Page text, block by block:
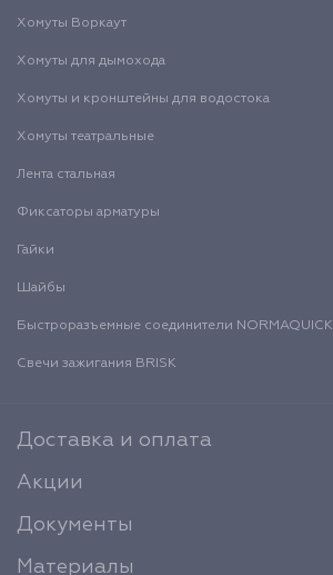
Хомуты Воркаут
Хомуты для дымохода
Хомуты и кронштейны для водостока
Хомуты театральные
Лента стальная
Фиксаторы арматуры
Гайки
Шайбы
Быстроразъемные соединители NORMAQUICK
Свечи зажигания BRISK
Доставка и оплата
Акции
Документы
Материалы